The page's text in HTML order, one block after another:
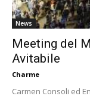
News
Meeting del
Avitabile
Charme
Carmen Consoli ed